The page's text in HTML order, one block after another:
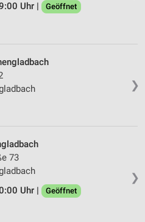
Uhr |
Geöffnet
❯
❯
73
Uhr |
Geöffnet